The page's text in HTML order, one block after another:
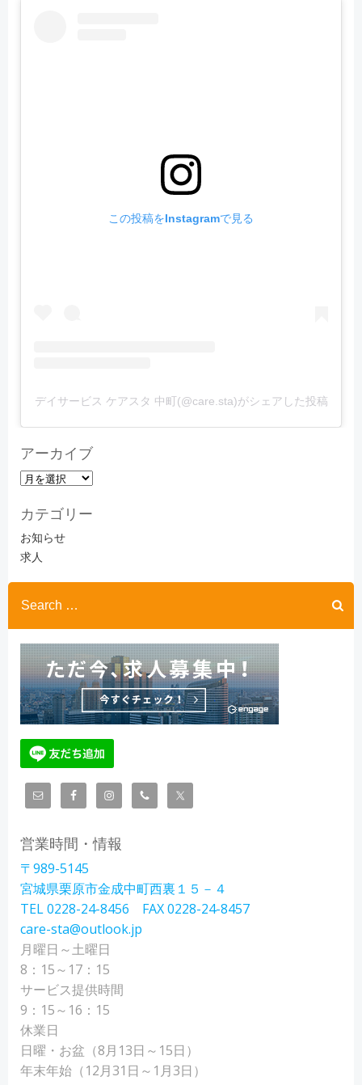
この投稿をInstagramで見る
デイサービス ケアスタ 中町(@care.sta)がシェアした投稿
アーカイブ
ア
カ
イ
ブ
カテゴリー
お知らせ
求人
Search
for:
営業時間・情報
〒989-5145
宮城県栗原市金成中町西裏１５－４
TEL 0228-24-8456 FAX 0228-24-8457
care-sta@outlook.jp
月曜日～土曜日
8：15～17：15
サービス提供時間
9：15～16：15
休業日
日曜・お盆（8月13日～15日）
年末年始（12月31日～1月3日）